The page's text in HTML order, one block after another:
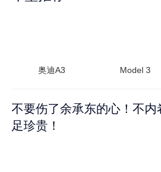
奥迪A3 Model 3
不要伤了余承东的心！不内
足珍贵！